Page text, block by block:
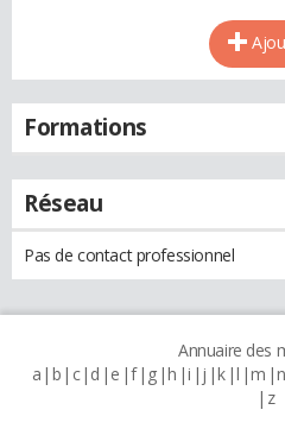
Formations
Réseau
Pas de contact professionnel
Annuaire des
a b c d e f g h i j k l m n
z